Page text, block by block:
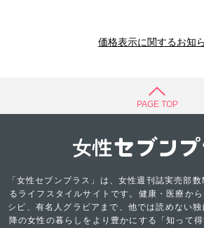
価格表示に関するお知
PAGE TOP
「女性セブンプラス」は、女性週刊誌実売部
るライフスタイルサイトです。健康・医療か
シピ、有名人グラビアまで、他では読めない
降の女性の暮らしをより豊かにする「知って